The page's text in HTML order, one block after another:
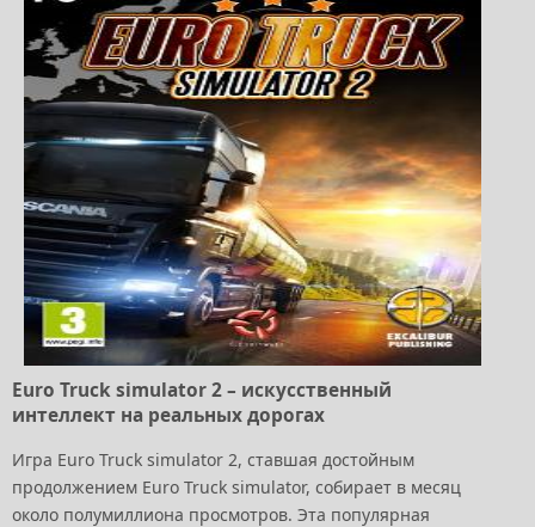
Euro Truck simulator 2 – искусственный
интеллект на реальных дорогах
Игра Euro Truck simulator 2, ставшая достойным
продолжением Euro Truck simulator, собирает в месяц
около полумиллиона просмотров. Эта популярная